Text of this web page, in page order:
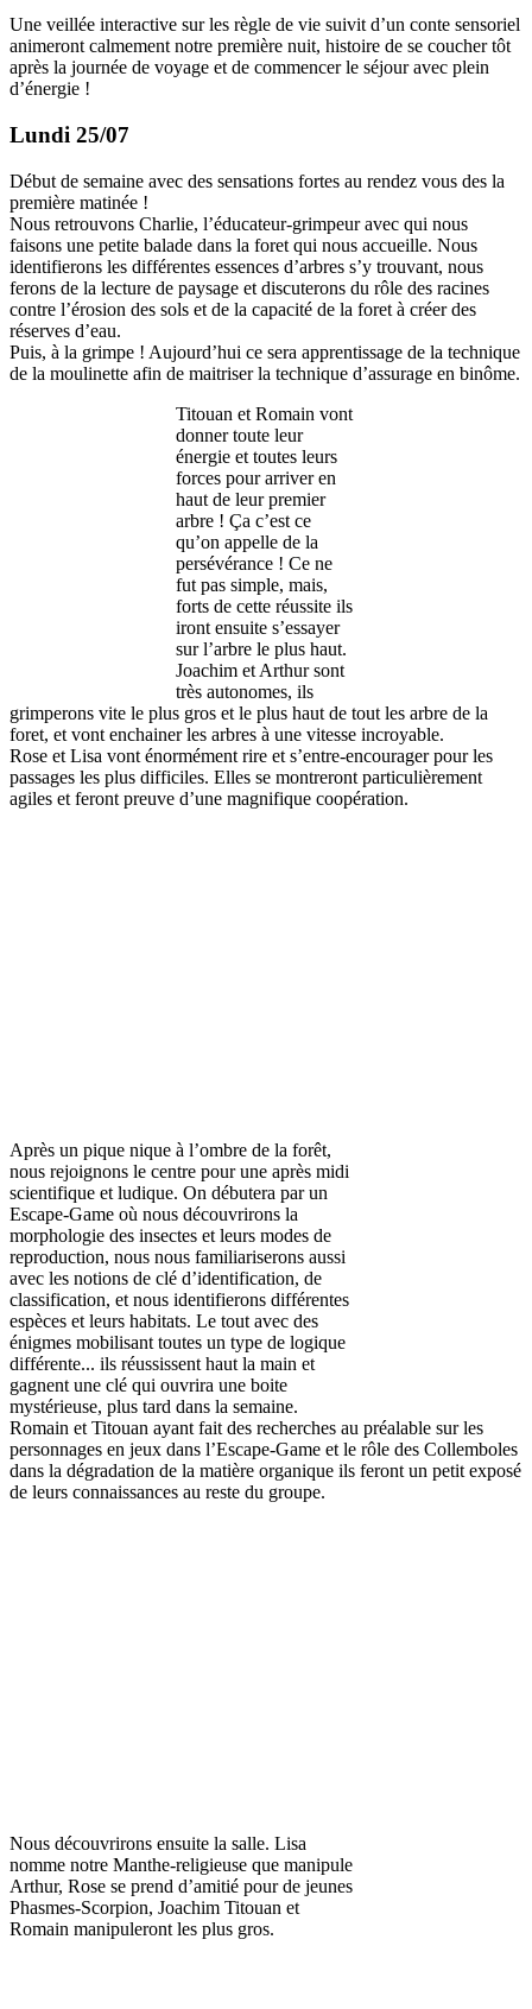
Une veillée interactive sur les règle de vie suivit d’un conte sensoriel
animeront calmement notre première nuit, histoire de se coucher tôt
après la journée de voyage et de commencer le séjour avec plein
d’énergie !
Lundi 25/07
Début de semaine avec des sensations fortes au rendez vous des la
première matinée !
Nous retrouvons Charlie, l’éducateur-grimpeur avec qui nous
faisons une petite balade dans la foret qui nous accueille. Nous
identifierons les différentes essences d’arbres s’y trouvant, nous
ferons de la lecture de paysage et discuterons du rôle des racines
contre l’érosion des sols et de la capacité de la foret à créer des
réserves d’eau.
Puis, à la grimpe ! Aujourd’hui ce sera apprentissage de la technique
de la moulinette afin de maitriser la technique d’assurage en binôme.
Titouan et Romain vont
donner toute leur
énergie et toutes leurs
forces pour arriver en
haut de leur premier
arbre ! Ça c’est ce
qu’on appelle de la
persévérance ! Ce ne
fut pas simple, mais,
forts de cette réussite ils
iront ensuite s’essayer
sur l’arbre le plus haut.
Joachim et Arthur sont
très autonomes, ils
grimperons vite le plus gros et le plus haut de tout les arbre de la
foret, et vont enchainer les arbres à une vitesse incroyable.
Rose et Lisa vont énormément rire et s’entre-encourager pour les
passages les plus difficiles. Elles se montreront particulièrement
agiles et feront preuve d’une magnifique coopération.
Après un pique nique à l’ombre de la forêt,
nous rejoignons le centre pour une après midi
scientifique et ludique. On débutera par un
Escape-Game où nous découvrirons la
morphologie des insectes et leurs modes de
reproduction, nous nous familiariserons aussi
avec les notions de clé d’identification, de
classification, et nous identifierons différentes
espèces et leurs habitats. Le tout avec des
énigmes mobilisant toutes un type de logique
différente... ils réussissent haut la main et
gagnent une clé qui ouvrira une boite
mystérieuse, plus tard dans la semaine.
Romain et Titouan ayant fait des recherches au préalable sur les
personnages en jeux dans l’Escape-Game et le rôle des Collemboles
dans la dégradation de la matière organique ils feront un petit exposé
de leurs connaissances au reste du groupe.
Nous découvrirons ensuite la salle. Lisa
nomme notre Manthe-religieuse que manipule
Arthur, Rose se prend d’amitié pour de jeunes
Phasmes-Scorpion, Joachim Titouan et
Romain manipuleront les plus gros.